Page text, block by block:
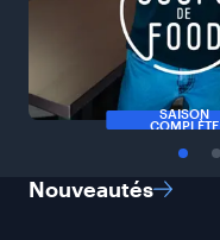
SAISON
COMPLÈTE
Nouveautés